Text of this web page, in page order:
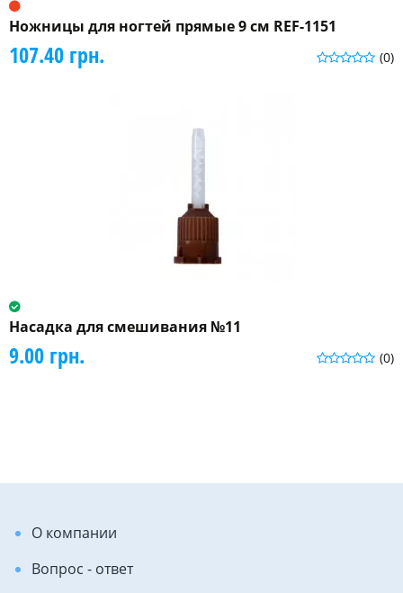
Ножницы для ногтей прямые 9 см REF-1151
(0)
107.40 грн.
Насадка для смешивания №11
(0)
9.00 грн.
О компании
Вопрос - ответ